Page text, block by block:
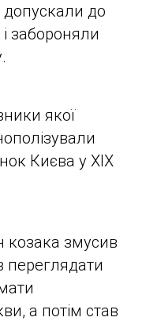
допускали до
забороняли
якої
Києва у ХІХ
козака змусив
переглядати
а потім став